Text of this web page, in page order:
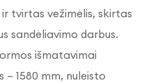
tvirtas vežimėlis, skirtas
sandėliavimo darbus.
išmatavimai
1580 mm, nuleisto